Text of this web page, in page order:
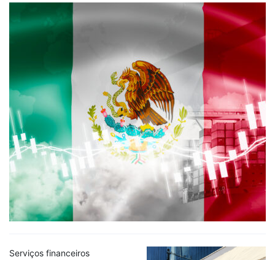
Serviços financeiros